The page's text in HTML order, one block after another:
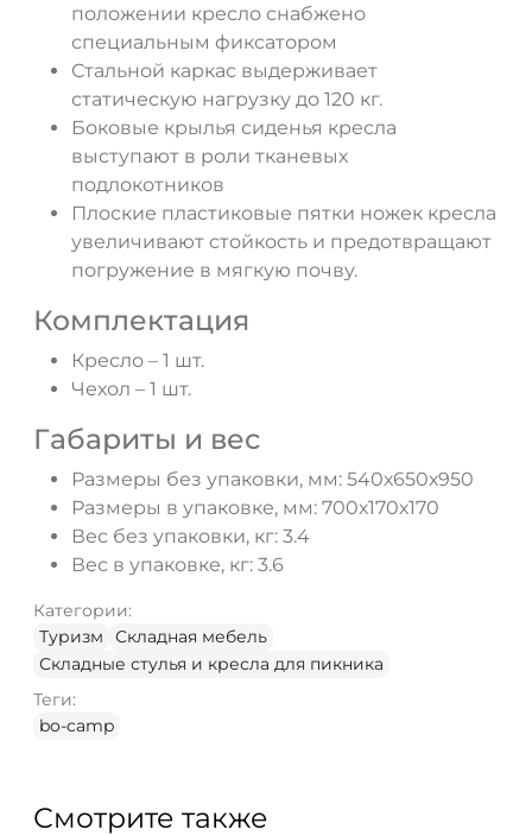
положении кресло снабжено
специальным фиксатором
Стальной каркас выдерживает
статическую нагрузку до 120 кг.
Боковые крылья сиденья кресла
выступают в роли тканевых
подлокотников
Плоские пластиковые пятки ножек кресла
увеличивают стойкость и предотвращают
погружение в мягкую почву.
Комплектация
Кресло – 1 шт.
Чехол – 1 шт.
Габариты и вес
Размеры без упаковки, мм: 540х650х950
Размеры в упаковке, мм: 700х170х170
Вес без упаковки, кг: 3.4
Вес в упаковке, кг: 3.6
Категории:
Туризм
Складная мебель
Складные стулья и кресла для пикника
Теги:
bo-camp
Смотрите также